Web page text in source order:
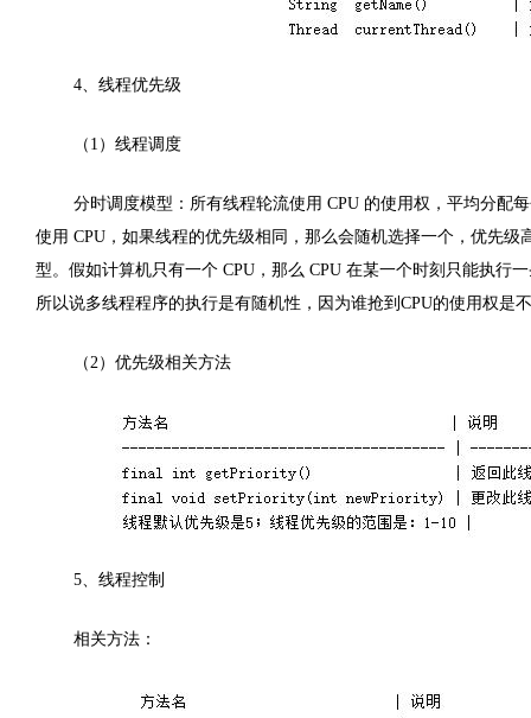
4、线程优先级
（1）线程调度
分时调度模型：所有线程轮流使用 CPU 的使用权，平均分配
使用 CPU，如果线程的优先级相同，那么会随机选择一个，优先
型。假如计算机只有一个 CPU，那么 CPU 在某一个时刻只能执行
所以说多线程程序的执行是有随机性，因为谁抢到CPU的使用权是
（2）优先级相关方法
5、线程控制
相关方法：